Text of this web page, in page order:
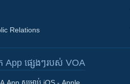
Relations
ផ្សេងៗ​របស់​ VOA